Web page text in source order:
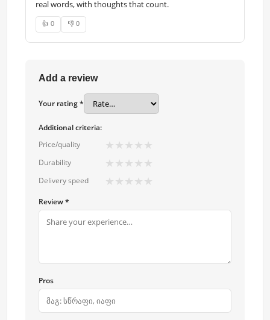
real words, with thoughts that count.
👍 0 👎 0
Add a review
Your rating *
Additional criteria:
Price/quality
★ ★ ★ ★ ★
Durability ★ ★ ★ ★ ★
Delivery speed ★ ★ ★ ★ ★
Review *
Pros